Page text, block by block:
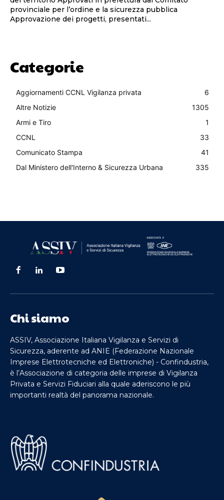
provinciale per l’ordine e la sicurezza pubblica
Approvazione dei progetti, presentati...
Categorie
Aggiornamenti CCNL Vigilanza privata
6
Altre Notizie
1305
Armi e Tiro
1
CCNL
33
Comunicato Stampa
41
Dal Ministero dell'Interno & Sicurezza Urbana
335
Chi siamo
ASSIV, Associazione Italiana Vigilanza e Servizi di
Sicurezza, aderente ad ANIE (Federazione Nazionale
Imprese Elettrotecniche ed Elettroniche) - Confindustria,
è l’Associazione di categoria delle imprese di Vigilanza
Privata e Servizi Fiduciari alla quale aderiscono le più
importanti realtà del panorama nazionale.